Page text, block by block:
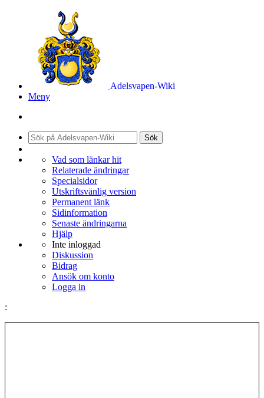
Adelsvapen-Wiki
Meny
Sök
Vad som länkar hit
Relaterade ändringar
Specialsidor
Utskriftsvänlig version
Permanent länk
Sidinformation
Senaste ändringarna
Hjälp
Inte inloggad
Diskussion
Bidrag
Ansök om konto
Logga in
: